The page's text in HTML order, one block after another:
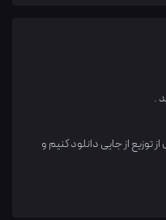
.
از جایی دانلود کنیم و